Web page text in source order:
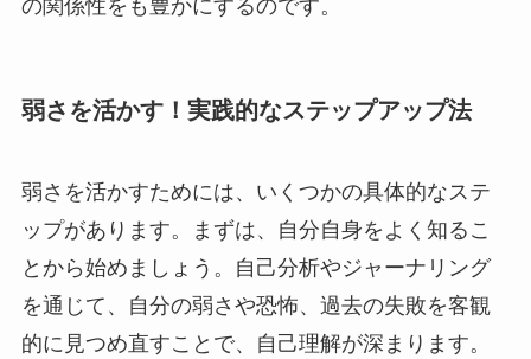
の関係性をも豊かにするのです。
弱さを活かす！実践的なステップアップ法
弱さを活かすためには、いくつかの具体的なステ
ップがあります。まずは、自分自身をよく知るこ
とから始めましょう。自己分析やジャーナリング
を通じて、自分の弱さや恐怖、過去の失敗を客観
的に見つめ直すことで、自己理解が深まります。